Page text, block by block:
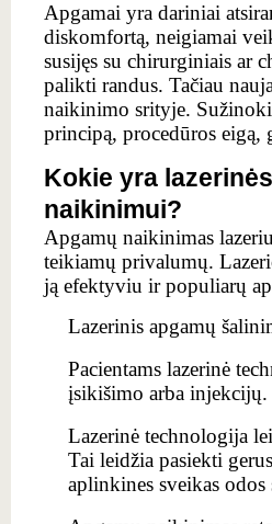
Apgamai yra dariniai
diskomfortą, neigiamai
susijęs su chirurginiais ar
palikti randus. Tačiau
naikinimo srityje.
principą, procedūros
Kokie yra
naikinimui?
Apgamų naikinimas
teikiamų privalumų.
ją efektyviu ir populiarų
Lazerinis apgamų
Pacientams lazerinė
įsikišimo arba injekcijų.
Lazerinė technologija
Tai leidžia pasiekti
aplinkines sveikas odos